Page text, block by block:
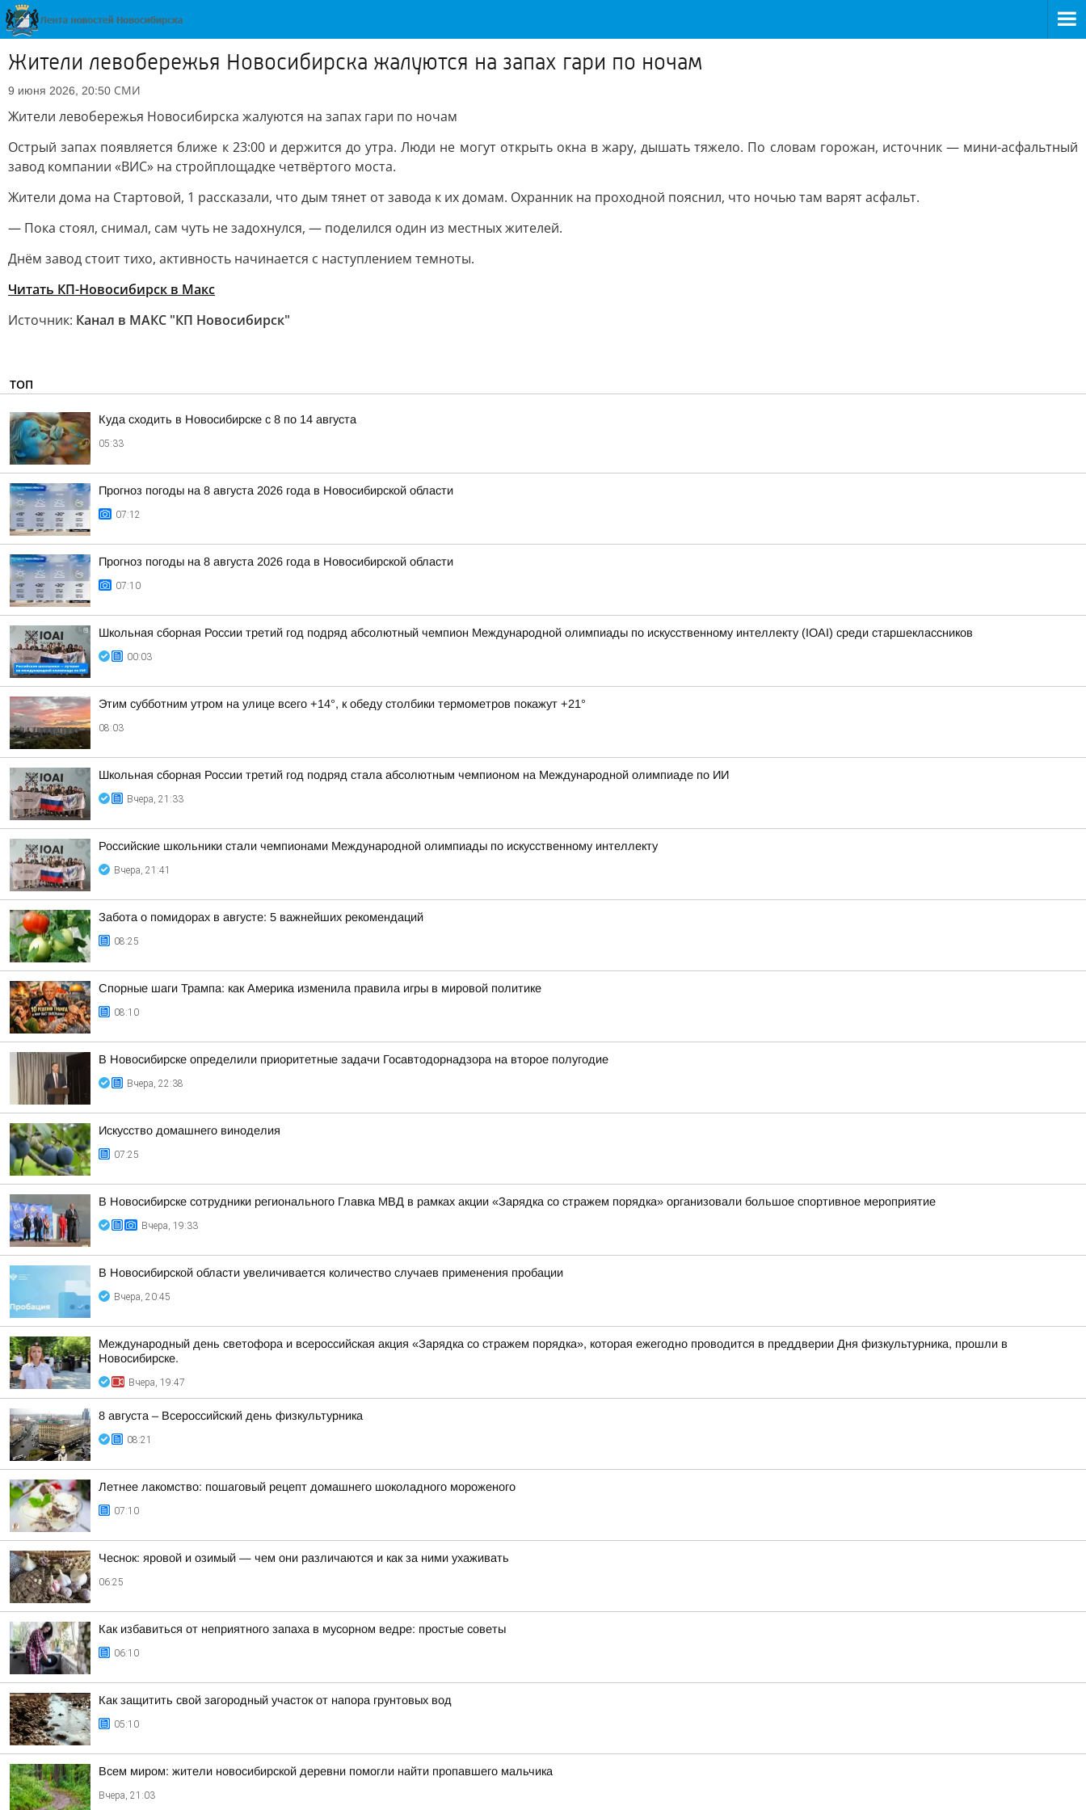
Жители левобережья Новосибирска жалуются на запах гари по ночам
9 июня 2026, 20:50 СМИ
Жители левобережья Новосибирска жалуются на запах гари по ночам
Острый запах появляется ближе к 23:00 и держится до утра. Люди не могут открыть окна в жару, дышать тяжело. По словам горожан, источник — мини-асфальтный
завод компании «ВИС» на стройплощадке четвёртого моста.
Жители дома на Стартовой, 1 рассказали, что дым тянет от завода к их домам. Охранник на проходной пояснил, что ночью там варят асфальт.
— Пока стоял, снимал, сам чуть не задохнулся, — поделился один из местных жителей.
Днём завод стоит тихо, активность начинается с наступлением темноты.
Читать КП-Новосибирск в Mакс
Источник: Канал в МАКС "КП Новосибирск"
ТОП
Куда сходить в Новосибирске с 8 по 14 августа
05:33
Прогноз погоды на 8 августа 2026 года в Новосибирской области
07:12
Прогноз погоды на 8 августа 2026 года в Новосибирской области
07:10
Школьная сборная России третий год подряд абсолютный чемпион Международной олимпиады по искусственному интеллекту (IOAI) среди старшеклассников
00:03
Этим субботним утром на улице всего +14°, к обеду столбики термометров покажут +21°
08:03
Школьная сборная России третий год подряд стала абсолютным чемпионом на Международной олимпиаде по ИИ
Вчера, 21:33
Российские школьники стали чемпионами Международной олимпиады по искусственному интеллекту
Вчера, 21:41
Забота о помидорах в августе: 5 важнейших рекомендаций
08:25
Спорные шаги Трампа: как Америка изменила правила игры в мировой политике
08:10
В Новосибирске определили приоритетные задачи Госавтодорнадзора на второе полугодие
Вчера, 22:38
Искусство домашнего виноделия
07:25
В Новосибирске сотрудники регионального Главка МВД в рамках акции «Зарядка со стражем порядка» организовали большое спортивное мероприятие
Вчера, 19:33
В Новосибирской области увеличивается количество случаев применения пробации
Вчера, 20:45
Международный день светофора и всероссийская акция «Зарядка со стражем порядка», которая ежегодно проводится в преддверии Дня физкультурника, прошли в
Новосибирске.
Вчера, 19:47
8 августа – Всероссийский день физкультурника
08:21
Летнее лакомство: пошаговый рецепт домашнего шоколадного мороженого
07:10
Чеснок: яровой и озимый — чем они различаются и как за ними ухаживать
06:25
Как избавиться от неприятного запаха в мусорном ведре: простые советы
06:10
Как защитить свой загородный участок от напора грунтовых вод
05:10
Всем миром: жители новосибирской деревни помогли найти пропавшего мальчика
Вчера, 21:03